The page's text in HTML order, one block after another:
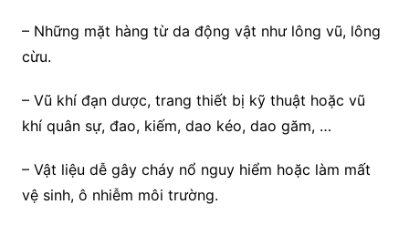
– Những mặt hàng từ da động vật như lông vũ, lông
cừu.
– Vũ khí đạn dược, trang thiết bị kỹ thuật hoặc vũ
khí quân sự, đao, kiếm, dao kéo, dao găm, …
– Vật liệu dễ gây cháy nổ nguy hiểm hoặc làm mất
vệ sinh, ô nhiễm môi trường.